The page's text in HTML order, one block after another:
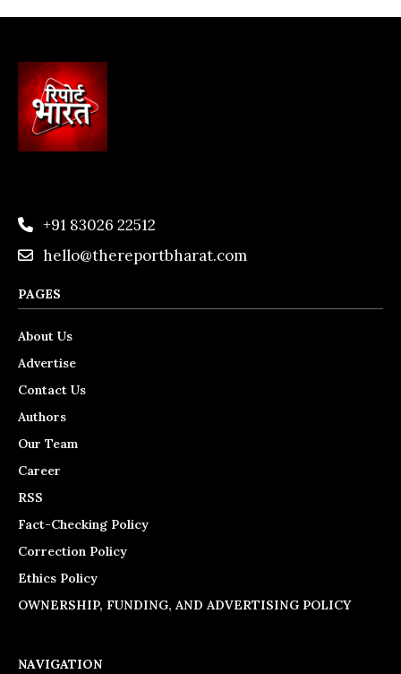
+91 83026 22512
hello@thereportbharat.com
PAGES
About Us
Advertise
Contact Us
Authors
Our Team
Career
RSS
Fact-Checking Policy
Correction Policy
Ethics Policy
OWNERSHIP, FUNDING, AND ADVERTISING POLICY
NAVIGATION